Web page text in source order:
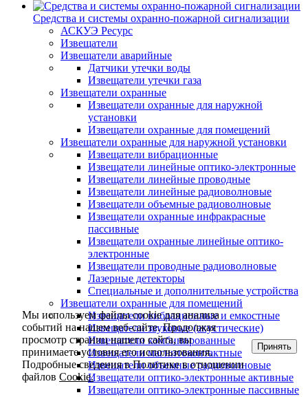
Средства и системы охранно-пожарной сигнализации
АСКУЭ Ресурс
Извещатели
Извещатели аварийные
Датчики утечки воды
Извещатели утечки газа
Извещатели охранные
Извещатели охранные для наружной
установки
Извещатели охранные для помещений
Извещатели охранные для наружной установки
Извещатели вибрационные
Извещатели линейные оптико-электронные
Извещатели линейные проводные
Извещатели линейные радиоволновые
Извещатели объемные радиоволновые
Извещатели охранные инфракрасные
пассивные
Извещатели охранные линейные оптико-
электронные
Извещатели проводные радиоволновые
Лазерные детекторы
Специальные и дополнительные устройства
Извещатели охранные для помещений
Извещатели вибрационные и емкостные
Извещатели звуковые (акустические)
Извещатели комбинированные
Извещатели магнитоконтактные
Извещатели объемные радиоволновые
Извещатели оптико-электронные активные
Извещатели оптико-электронные пассивные
Мы используем файлы cookie для анализа
событий на нашем веб-сайте. Продолжая
просмотр страниц нашего сайта, вы
принимаете условия его использования.
Подробные сведения в Политике в отношении
файловCookie.
Принять